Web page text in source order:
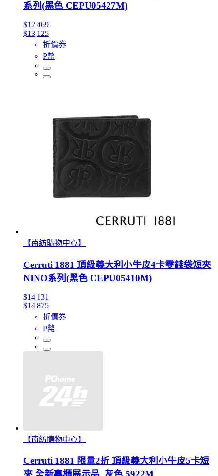
系列(黑色 CEPU05427M)
$12,469
$13,125
折價券
P幣
【南紡購物中心】
Cerruti 1881 頂級義大利小牛皮4卡零錢袋短夾
NINO系列(黑色 CEPU05410M)
$14,131
$14,875
折價券
P幣
【南紡購物中心】
Cerruti 1881 限量2折 頂級義大利小牛皮5卡短
夾 全新專櫃展示品_灰色 5922M